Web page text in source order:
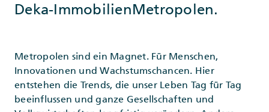
Deka-ImmobilienMetropolen.
Metropolen sind ein Magnet. Für Menschen,
Innovationen und Wachstumschancen. Hier
entstehen die Trends, die unser Leben Tag für Tag
beeinflussen und ganze Gesellschaften und